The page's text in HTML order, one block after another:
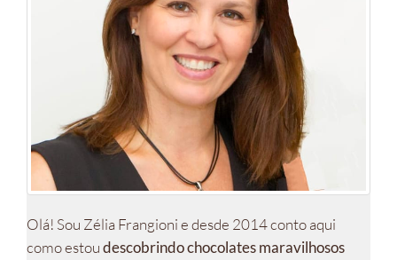
Olá! Sou Zélia Frangioni e desde 2014 conto aqui
como estoudescobrindo chocolates maravilhosos